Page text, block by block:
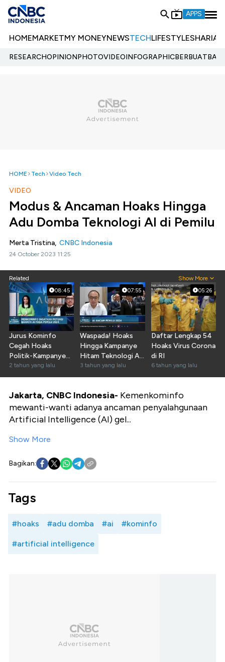
APPS
HOMEMARKETMY MONEYNEWSTECHLIFESTYLESHARIA
RESEARCHOPINIONPHOTOVIDEOINFOGRAPHIC
HOME Tech Video Tech
VIDEO
Modus & Ancaman Hoaks Hingga
Adu Domba Teknologi AI di Pemilu
Merta Tristina, CNBC Indonesia
24 October 2023 11:25
Related Show More
08:45
Jurus Kominfo
Cegah Hoaks
Politik-Kampanye
Hitam Saat Pemilu
2 tahun yang lalu
07:55
Waspada! Hoaks
Hingga Kampanye
Hitam Teknologi AI
di Pemilu
3 tahun yang lalu
05:26
Daftar Lengkap 54
Hoaks Virus Corona
di RI
6 tahun yang lalu
Jakarta, CNBC Indonesia- Kemenkominfo
mewanti-wanti adanya ancaman penyalahgunaan
Artificial Intelligence (AI) gel...
Show More
Bagikan:
Tags
#hoaks #adu domba #ai #kominfo
#artificial intelligence